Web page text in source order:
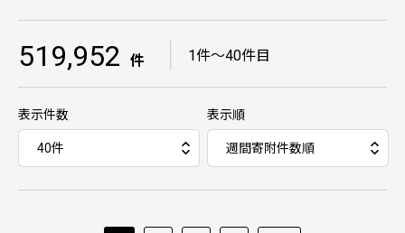
519,952 件 1件～40件目
表示件数 表示順